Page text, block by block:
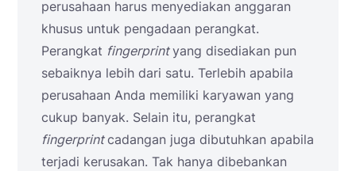
perusahaan harus menyediakan anggaran
khusus untuk pengadaan perangkat.
Perangkat fingerprintyang disediakan pun
sebaiknya lebih dari satu. Terlebih apabila
perusahaan Anda memiliki karyawan yang
cukup banyak. Selain itu, perangkat
fingerprintcadangan juga dibutuhkan apabila
terjadi kerusakan. Tak hanya dibebankan